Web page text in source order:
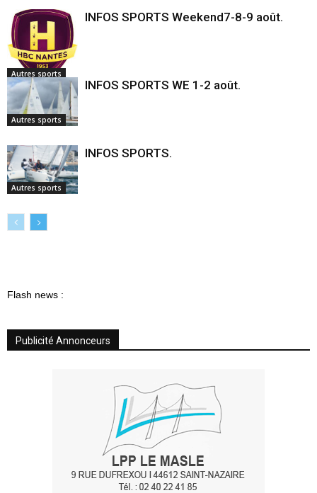
Autres sports
INFOS SPORTS Weekend7-8-9 août.
Autres sports
INFOS SPORTS WE 1-2 août.
Autres sports
INFOS SPORTS.
Flash news :
Publicité Annonceurs